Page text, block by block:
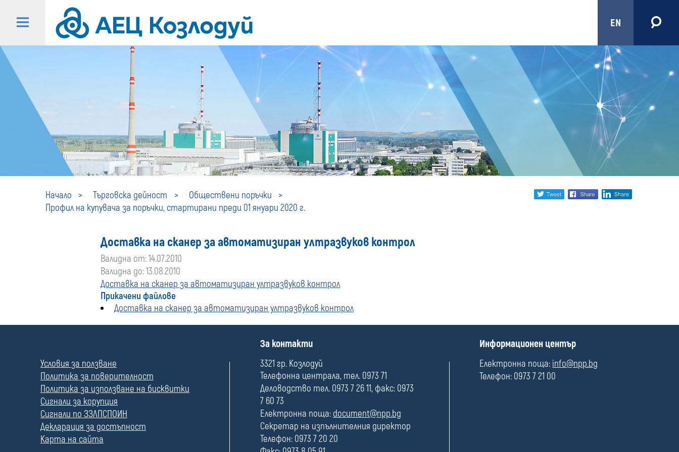
EN
Начало Търговска дейност
Обществени поръчки
Профил на купувача за поръчки, стартирани преди 01 януари 2020 г.
купувача
стартирани
01
януари
2020
Share
twitter facebook
Доставка на сканер за автоматизиран ултразвуков контрол
Валидна от: 14.07.2010
Валидна до: 13.08.2010
Доставка на сканер за автоматизиран ултразвуков контрол
Прикачени файлове
Доставка на сканер за автоматизиран ултразвуков контрол
л
е
Условия за ползване
Политика за поверителност
Политика за използване на бисквитки
Сигнали за корупция
Сигнали по ЗЗЛПСПОИН
Декларация за достъпност
Карта на сайта
П
л
е
За контакти
3321 гр. Козлодуй
Телефонна централа, тел. 0973 71
Деловодство тел. 0973 7 26 11, факс: 0973
7 60 73
Електронна поща: document@npp.bg
Секретар на изпълнителния директор
Телефон: 0973 7 20 20
П
л
е
Информационен център
Електронна поща: info@npp.bg
Телефон: 0973 7 21 00